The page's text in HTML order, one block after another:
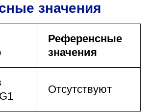
значения
Референсные
значения
Отсутствуют